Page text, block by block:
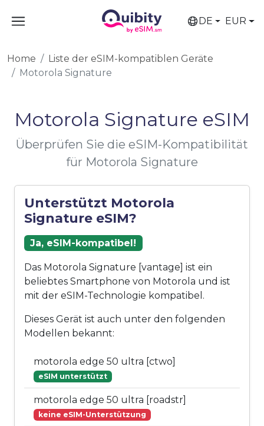
DE EUR
Home
Liste der eSIM-kompatiblen Geräte
Motorola Signature
Motorola Signature eSIM
Überprüfen Sie die eSIM-Kompatibilität
für Motorola Signature
Unterstützt Motorola
Signature eSIM?
Ja, eSIM-kompatibel!
Das Motorola Signature [vantage] ist ein
beliebtes Smartphone von Motorola und ist
mit der eSIM-Technologie kompatibel.
Dieses Gerät ist auch unter den folgenden
Modellen bekannt:
motorola edge 50 ultra [ctwo]
eSIM unterstützt
motorola edge 50 ultra [roadstr]
keine eSIM-Unterstützung